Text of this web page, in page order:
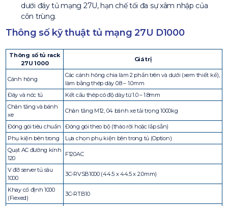
dưới đáy tủ mạng 27U, hạn chế tối đa sự xâm nhập của
côn trùng.
Thông số kỹ thuật tủ mạng 27U D1000
Thông số tủ rack
27U 1000
Giá trị
Cánh hông
Các cánh hông chia làm 2 phần trên và dưới (xem thiết kế),
làm bằng thép dày 0.8 – 1.0mm
Đáy và nóc tủ
Kết cấu thép có độ dày từ 1.0 – 1.8mm
Chân tăng và bánh
xe
Chân tăng M12, 04 bánh xe tải trọng 1000kg
Đóng gói tiêu chuẩn
Đóng gói theo bộ (tháo rời hoặc lắp sẵn)
Phụ kiện bên trong
Lựa chọn phụ kiện bên trong tủ (Option)
Quạt AC đường kính
120
F120AC
V đỡ server tủ sâu
1000
3C-RVSB1000 (44.5 x 44.5 x 2.0mm)
Khay cố định 1000
(Fiexed)
3C-RTB10